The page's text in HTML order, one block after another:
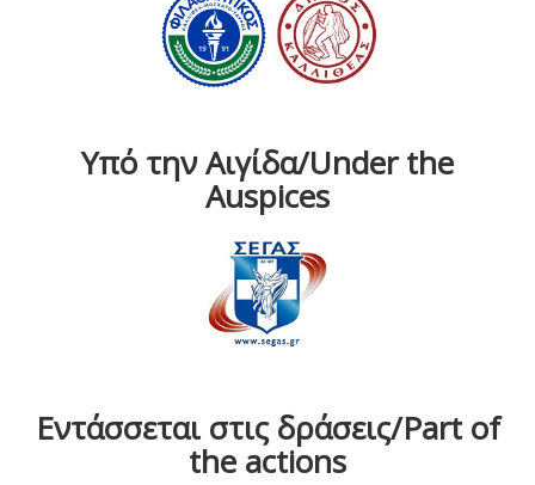
Υπό την Αιγίδα/Under the
Auspices
Εντάσσεται στις δράσεις/Part of
the actions